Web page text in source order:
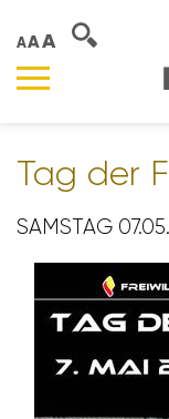
AAA
Tag der
SAMSTAG